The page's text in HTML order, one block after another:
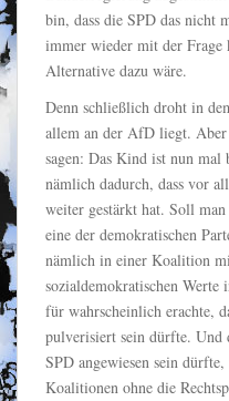
bin, dass die SPD das nicht
immer wieder mit der Frage
Alternative dazu wäre.
Denn schließlich droht in
allem an der AfD liegt. Aber
sagen: Das Kind ist nun mal
nämlich dadurch, dass vor
weiter gestärkt hat. Soll
eine der demokratischen
nämlich in einer Koalition
sozialdemokratischen Werte
für wahrscheinlich erachte,
pulverisiert sein dürfte.
SPD angewiesen sein
Koalitionen ohne die